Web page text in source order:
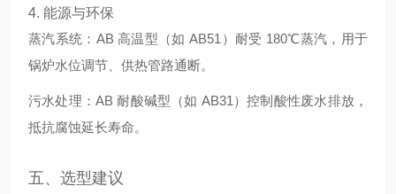
4. 能源与环保
蒸汽系统：AB 高温型（如 AB51）耐受 180℃蒸汽，用于
锅炉水位调节、供热管路通断。
污水处理：AB 耐酸碱型（如 AB31）控制酸性废水排放，
抵抗腐蚀延长寿命。
五、选型建议